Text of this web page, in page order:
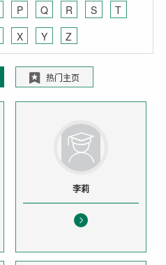
P Q R S
T
X Y Z
热门主页
李莉